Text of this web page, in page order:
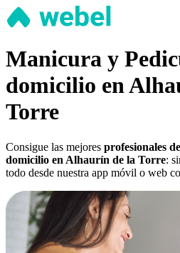
Manicura y
domicilio en
Torre
Consigue las mejores profesionales
domicilio en Alhaurín de la Torre:
todo desde nuestra app móvil o web